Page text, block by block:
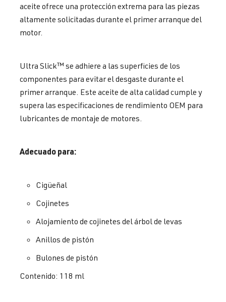
aceite ofrece una protección extrema para las piezas
altamente solicitadas durante el primer arranque del
motor.
Ultra Slick™ se adhiere a las superficies de los
componentes para evitar el desgaste durante el
primer arranque. Este aceite de alta calidad cumple y
supera las especificaciones de rendimiento OEM para
lubricantes de montaje de motores.
Adecuado para:
Cigüeñal
Cojinetes
Alojamiento de cojinetes del árbol de levas
Anillos de pistón
Bulones de pistón
Contenido: 118 ml